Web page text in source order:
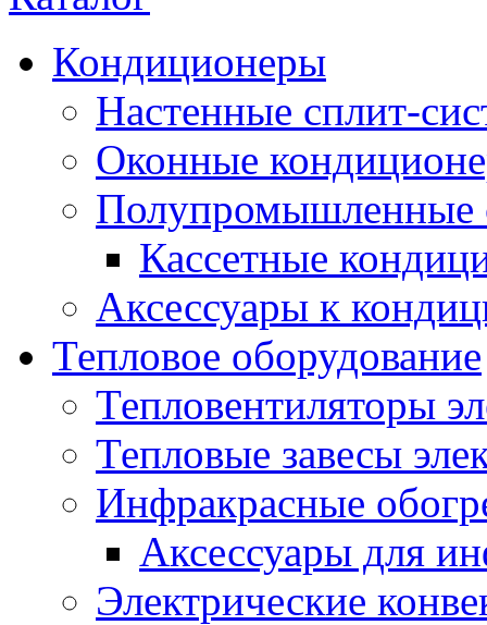
Кондиционеры
Настенные сплит-
Оконные
Полупромышленные
Кассетные
Аксессуары к
Тепловое оборудование
Тепловентиляторы
Тепловые завесы
Инфракрасные
Аксессуары для
Электрические